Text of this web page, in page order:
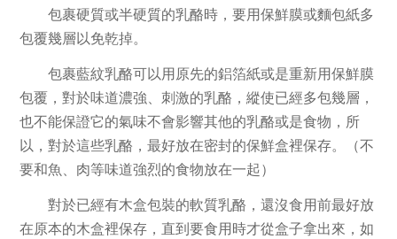
包裹硬質或半硬質的乳酪時，要用保鮮膜或麵包紙多
包覆幾層以免乾掉。
包裹藍紋乳酪可以用原先的鋁箔紙或是重新用保鮮膜
包覆，對於味道濃強、刺激的乳酪，縱使已經多包幾層，
也不能保證它的氣味不會影響其他的乳酪或是食物，所
以，對於這些乳酪，最好放在密封的保鮮盒裡保存。（不
要和魚、肉等味道強烈的食物放在一起）
對於已經有木盒包裝的軟質乳酪，還沒食用前最好放
在原本的木盒裡保存，直到要食用時才從盒子拿出來，如